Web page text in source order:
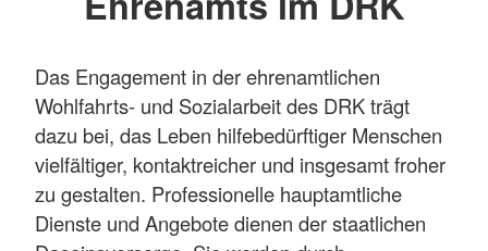
Das Engagement in der ehrenamtlichen
Wohlfahrts- und Sozialarbeit des DRK trägt
dazu bei, das Leben hilfebedürftiger Menschen
vielfältiger, kontaktreicher und insgesamt froher
zu gestalten. Professionelle hauptamtliche
Dienste und Angebote dienen der staatlichen